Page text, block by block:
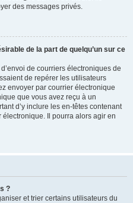
des messages privés.
de la part de quelqu’un sur ce
de courriers électroniques de
de repérer les utilisateurs
envoyer par courrier électronique
que vous avez reçu à un
d’y inclure les en-têtes contenant
électronique. Il pourra alors agir en
?
et trier certains utilisateurs du